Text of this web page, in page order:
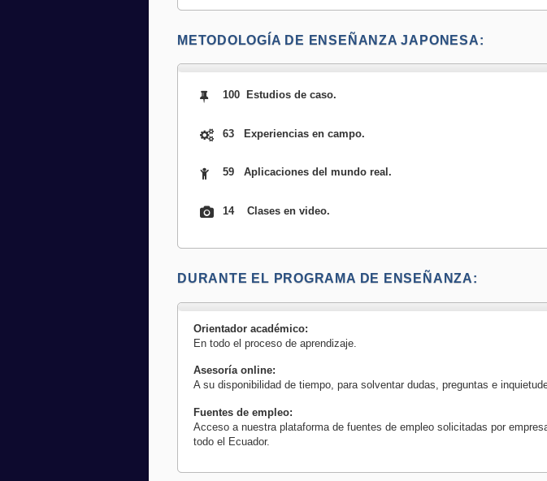
METODOLOGÍA DE ENSEÑANZA JAPONESA:
100 Estudios de caso.
63 Experiencias en campo.
59 Aplicaciones del mundo real.
14 Clases en video.
DURANTE EL PROGRAMA DE ENSEÑANZA:
Orientador académico:
En todo el proceso de aprendizaje.
Asesoría online:
A su disponibilidad de tiempo, para solventar dudas, preguntas e
Fuentes de empleo:
Acceso a nuestra plataforma de fuentes de empleo solicitadas por
todo el Ecuador.